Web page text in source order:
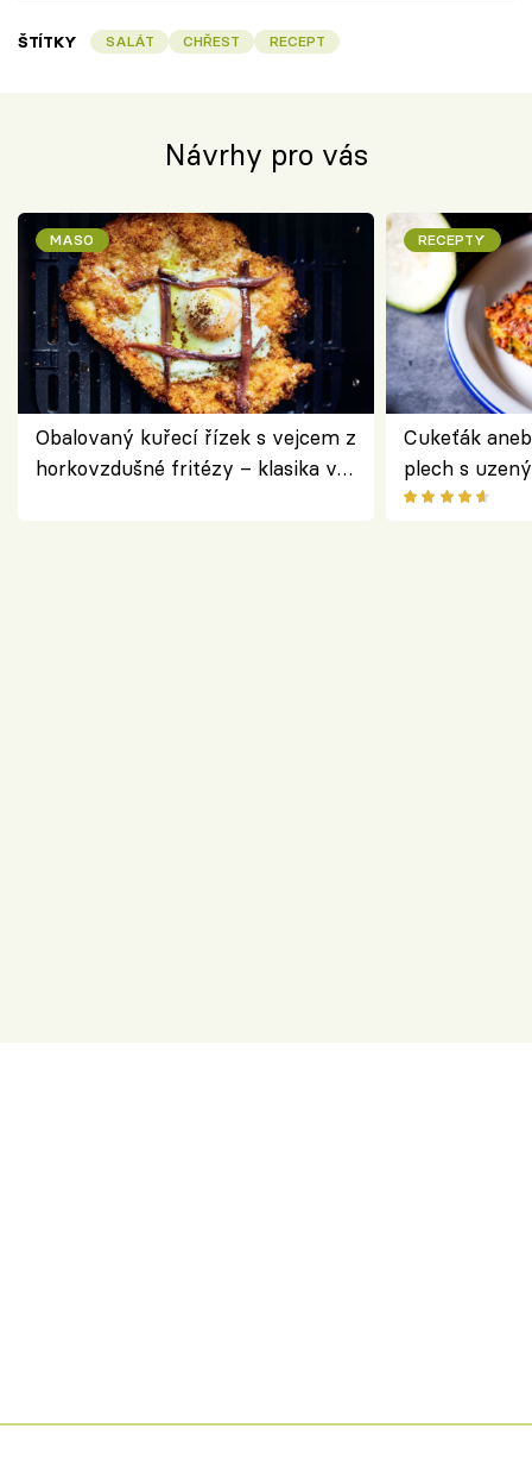
ŠTÍTKY SALÁT CHŘEST RECEPT
Návrhy pro vás
MASO
Obalovaný kuřecí řízek s vejcem z
horkovzdušné fritézy – klasika v
RECEPTY
Cukeťák
plech s
způsob, jak